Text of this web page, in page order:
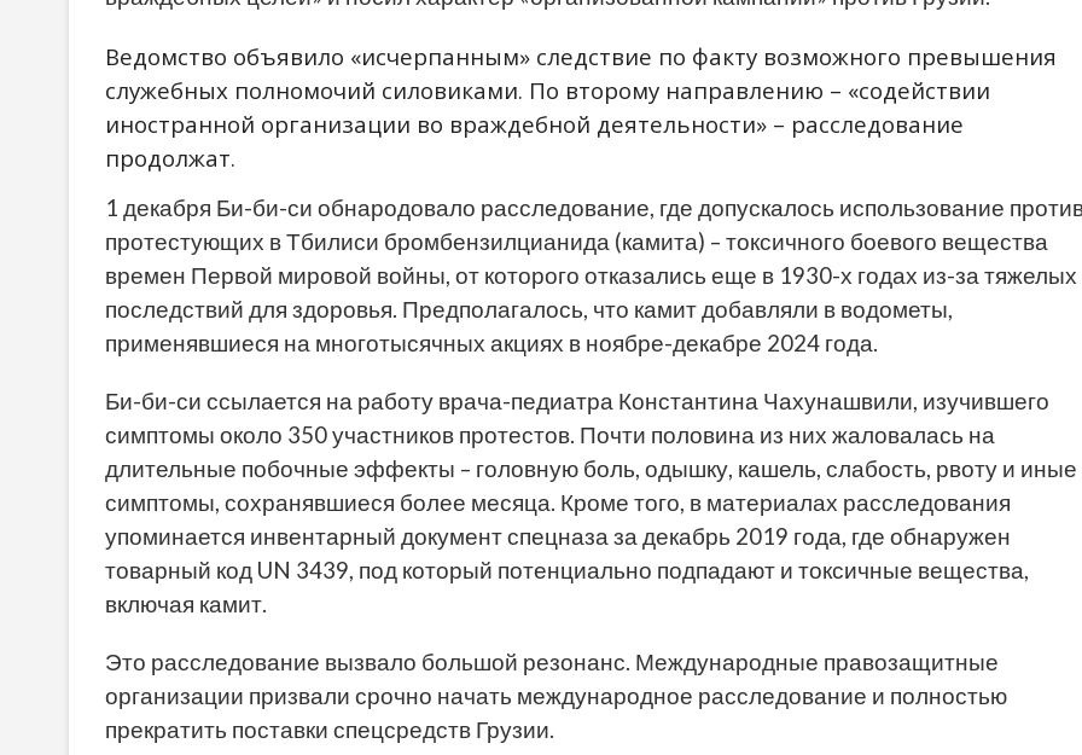
Ведомство объявило «исчерпанным» следствие по факту возможного превышения
служебных полномочий силовиками. По второму направлению – «содействии
иностранной организации во враждебной деятельности» – расследование
продолжат.
1 декабря Би-би-си обнародовало расследование, где допускалось использование
протестующих в Тбилиси бромбензилцианида (камита) – токсичного боевого вещества
времен Первой мировой войны, от которого отказались еще в 1930-х годах из-за тяжелых
последствий для здоровья. Предполагалось, что камит добавляли в водометы,
применявшиеся на многотысячных акциях в ноябре-декабре 2024 года.
Би-би-си ссылается на работу врача-педиатра Константина Чахунашвили, изучившего
симптомы около 350 участников протестов. Почти половина из них жаловалась на
длительные побочные эффекты – головную боль, одышку, кашель, слабость, рвоту и иные
симптомы, сохранявшиеся более месяца. Кроме того, в материалах расследования
упоминается инвентарный документ спецназа за декабрь 2019 года, где обнаружен
товарный код UN 3439, под который потенциально подпадают и токсичные вещества,
включая камит.
Это расследование вызвало большой резонанс. Международные правозащитные
организации призвали срочно начать международное расследование и полностью
прекратить поставки спецсредств Грузии.